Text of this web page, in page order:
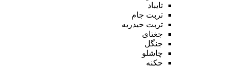
تایباد
تربت جام
تربت حیدریه
جغتای
جنگل
چاشلو
چکنه